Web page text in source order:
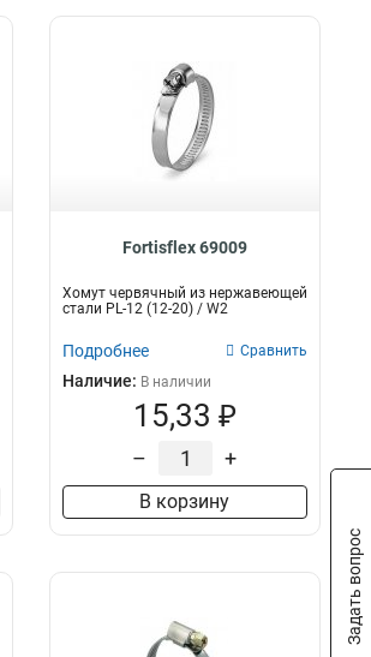
Fortisflex 69009
Хомут червячный из нержавеющей
стали PL-12 (12-20) / W2
Подробнее Сравнить
Наличие: В наличии
15,33 ₽
– +
В корзину
Задать вопрос